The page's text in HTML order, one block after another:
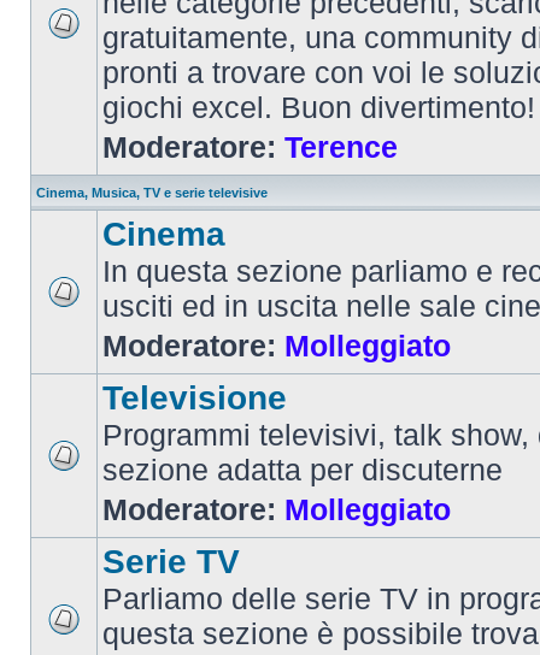
gratuitamente, una community
pronti a trovare con voi le
giochi excel. Buon divertimento!
Moderatore: Terence
Cinema, Musica, TV e serie televisive
Cinema
In questa sezione parliamo e
usciti ed in uscita nelle sale
Moderatore: Molleggiato
Televisione
Programmi televisivi, talk show,
sezione adatta per discuterne
Moderatore: Molleggiato
Serie TV
Parliamo delle serie TV in
questa sezione è possibile